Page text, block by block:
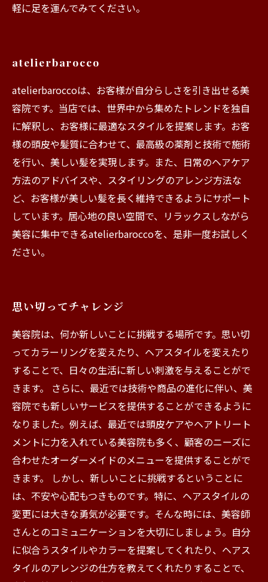
軽に足を運んでみてください。
atelierbarocco
atelierbaroccoは、お客様が自分らしさを引き出せる美
容院です。当店では、世界中から集めたトレンドを独自
に解釈し、お客様に最適なスタイルを提案します。お客
様の頭皮や髪質に合わせて、最高級の薬剤と技術で施術
を行い、美しい髪を実現します。また、日常のヘアケア
方法のアドバイスや、スタイリングのアレンジ方法な
ど、お客様が美しい髪を長く維持できるようにサポート
しています。居心地の良い空間で、リラックスしながら
美容に集中できるatelierbaroccoを、是非一度お試しく
ださい。
思い切ってチャレンジ
美容院は、何か新しいことに挑戦する場所です。思い切
ってカラーリングを変えたり、ヘアスタイルを変えたり
することで、日々の生活に新しい刺激を与えることがで
きます。 さらに、最近では技術や商品の進化に伴い、美
容院でも新しいサービスを提供することができるように
なりました。例えば、最近では頭皮ケアやヘアトリート
メントに力を入れている美容院も多く、顧客のニーズに
合わせたオーダーメイドのメニューを提供することがで
きます。 しかし、新しいことに挑戦するということに
は、不安や心配もつきものです。特に、ヘアスタイルの
変更には大きな勇気が必要です。そんな時には、美容師
さんとのコミュニケーションを大切にしましょう。自分
に似合うスタイルやカラーを提案してくれたり、ヘアス
タイルのアレンジの仕方を教えてくれたりすることで、